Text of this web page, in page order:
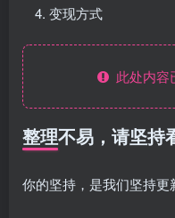
变现方式
此处内容
整理不易，请坚持
你的坚持，是我们坚持更